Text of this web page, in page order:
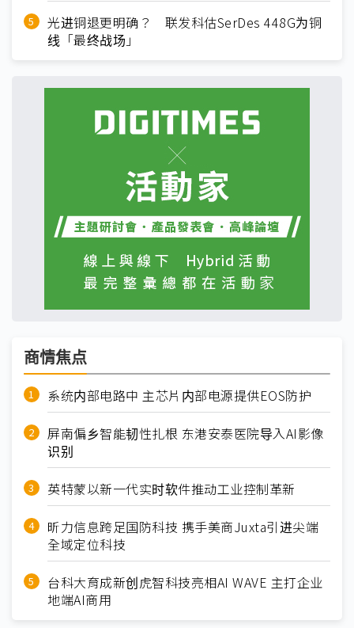
光进铜退更明确？ 联发科估SerDes 448G为铜
线「最终战场」
商情焦点
系统内部电路中 主芯片内部电源提供EOS防护
屏南偏乡智能韧性扎根 东港安泰医院导入AI影像
识别
英特蒙以新一代实时软件推动工业控制革新
昕力信息跨足国防科技 携手美商Juxta引进尖端
全域定位科技
台科大育成新创虎智科技亮相AI WAVE 主打企业
地端AI商用